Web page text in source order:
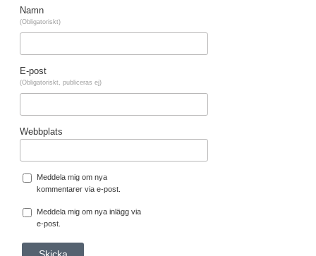
Namn
(Obligatoriskt)
E-post
(Obligatoriskt, publiceras ej)
Webbplats
Meddela mig om nya
kommentarer via e-post.
Meddela mig om nya inlägg via
e-post.